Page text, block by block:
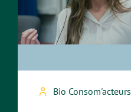
Bio Consom'acteurs